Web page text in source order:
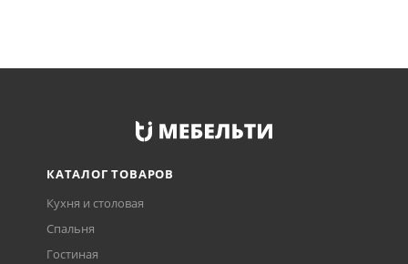
КАТАЛОГ ТОВАРОВ
Кухня и столовая
Спальня
Гостиная